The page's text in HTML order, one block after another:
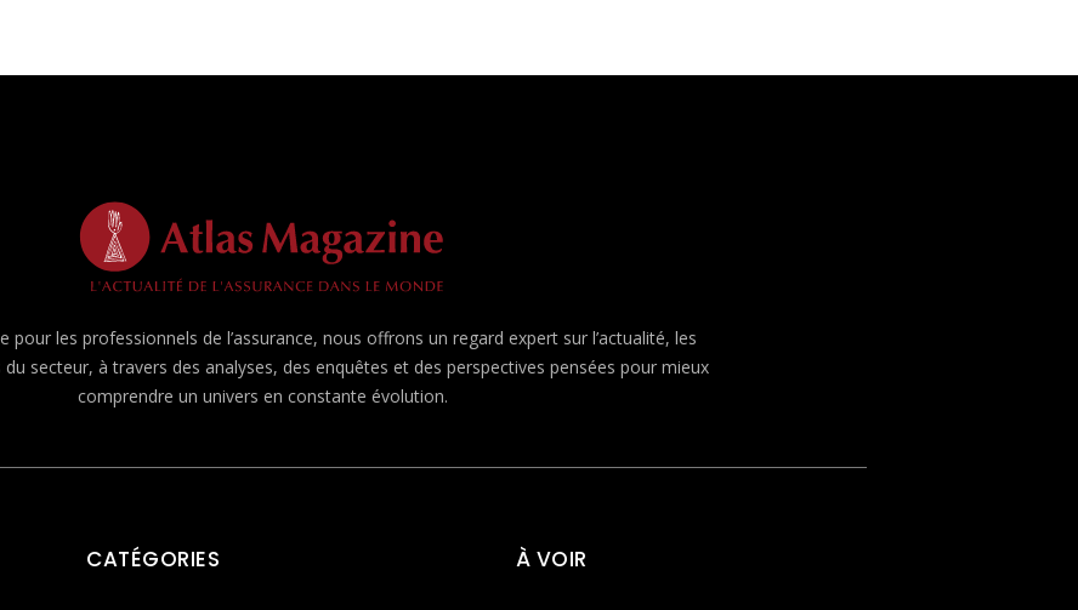
pour les professionnels de l’assurance, nous offrons un regard expert sur l’actualité, les
secteur, à travers des analyses, des enquêtes et des perspectives pensées pour mieux
comprendre un univers en constante évolution.
CATÉGORIES À VOIR